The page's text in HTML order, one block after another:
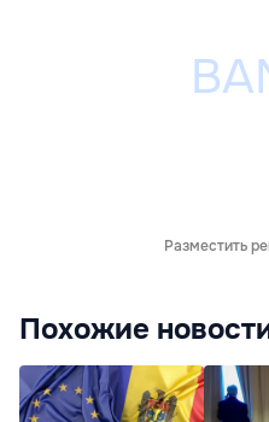
Разместить
Похожие